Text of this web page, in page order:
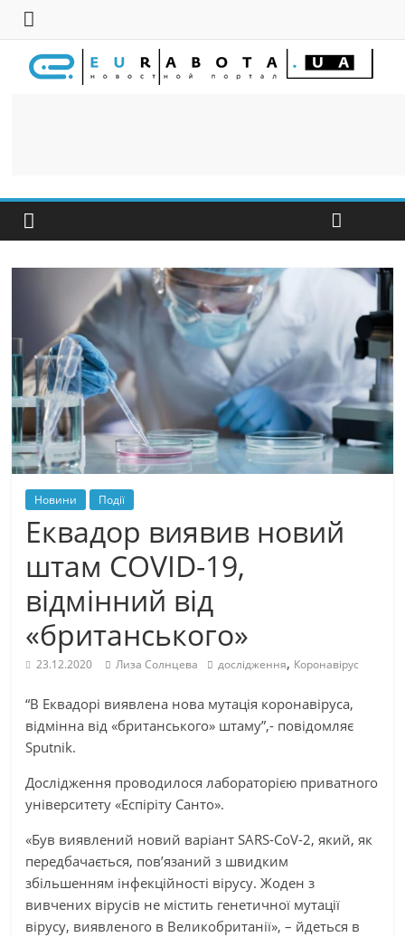
Новини Події
Еквадор виявив новий
штам COVID-19,
відмінний від
«британського»
23.12.2020 Лиза Солнцева дослідження, Коронавірус
“В Еквадорі виявлена нова мутація коронавіруса,
відмінна від «британського» штаму”,- повідомляє
Sputnik.
Дослідження проводилося лабораторією приватного
університету «Еспіріту Санто».
«Був виявлений новий варіант SARS-CoV-2, який, як
передбачається, пов’язаний з швидким
збільшенням інфекційності вірусу. Жоден з
вивчених вірусів не містить генетичної мутації
вірусу, виявленого в Великобританії», – йдеться в